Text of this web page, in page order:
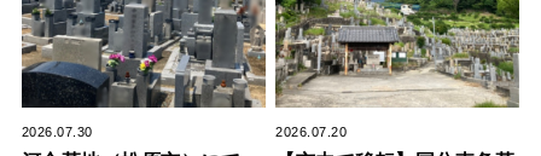
2026.07.30 2026.07.20